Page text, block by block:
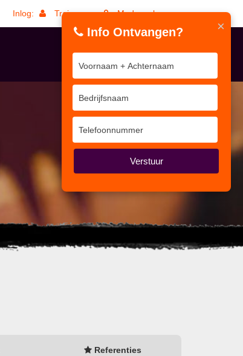
Inlog: Trainers Medewerkers
Referenties
×
Info Ontvangen?
Verstuur